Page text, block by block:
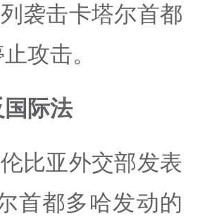
袭击卡塔尔首都
攻击。
际法
比亚外交部发表
首都多哈发动的